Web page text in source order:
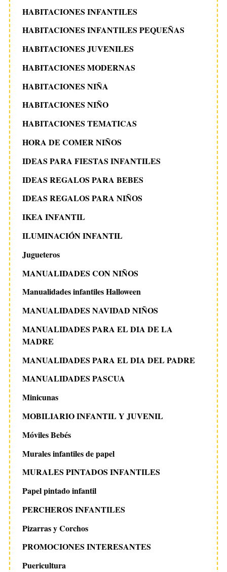
HABITACIONES INFANTILES
HABITACIONES INFANTILES PEQUEÑAS
HABITACIONES JUVENILES
HABITACIONES MODERNAS
HABITACIONES NIÑA
HABITACIONES NIÑO
HABITACIONES TEMATICAS
HORA DE COMER NIÑOS
IDEAS PARA FIESTAS INFANTILES
IDEAS REGALOS PARA BEBES
IDEAS REGALOS PARA NIÑOS
IKEA INFANTIL
ILUMINACIÓN INFANTIL
Jugueteros
MANUALIDADES CON NIÑOS
Manualidades infantiles Halloween
MANUALIDADES NAVIDAD NIÑOS
MANUALIDADES PARA EL DIA DE LA
MADRE
MANUALIDADES PARA EL DIA DEL PADRE
MANUALIDADES PASCUA
Minicunas
MOBILIARIO INFANTIL Y JUVENIL
Móviles Bebés
Murales infantiles de papel
MURALES PINTADOS INFANTILES
Papel pintado infantil
PERCHEROS INFANTILES
Pizarras y Corchos
PROMOCIONES INTERESANTES
Puericultura